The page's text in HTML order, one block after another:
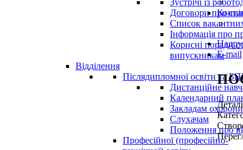
Зустрічі із
Договори про
Список
Інформація про
Корисні поради
випускникам
Відділення
Післядипломної освіти та
Дистанційне
Календарний
Закладам
Слухачам
Положення про
Професійної (професійно-
E-mail
Деталі